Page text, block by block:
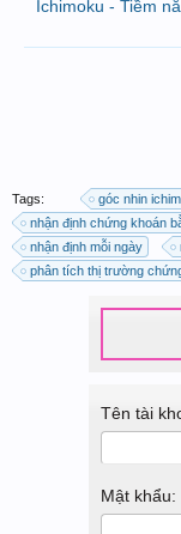
Ichimoku - Tiềm
Tags: góc nhin
nhận định chứng khoán
nhận định mỗi ngày
phân tích thị trường
Tên tài
Mật khẩu: